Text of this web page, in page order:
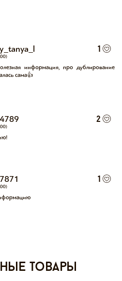
1
информация, про дублирование
сама👍
2
1
товары